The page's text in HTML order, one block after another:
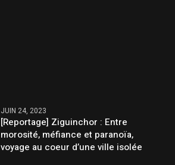
JUIN 24, 2023
[Reportage] Ziguinchor : Entre
morosité, méfiance et paranoïa,
voyage au coeur d’une ville isolée